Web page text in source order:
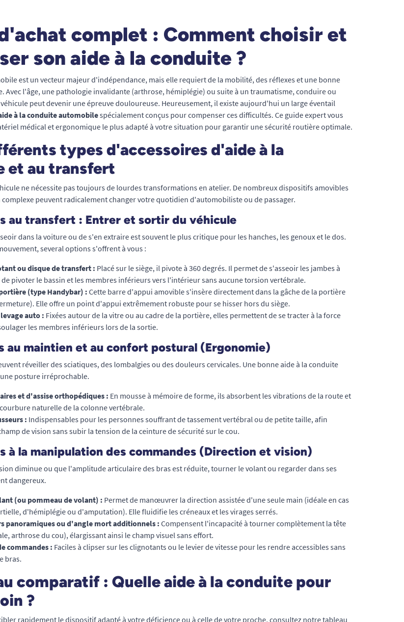
complet : Comment choisir et
son aide à la conduite ?
est un vecteur majeur d'indépendance, mais elle requiert de la mobilité, des réflexes et une bonne
Avec l'âge, une pathologie invalidante (arthrose, hémiplégie) ou suite à un traumatisme, conduire ou
peut devenir une épreuve douloureuse. Heureusement, il existe aujourd'hui un large éventail
à la conduite automobilespécialement conçus pour compenser ces difficultés. Ce guide expert vous
médical et ergonomique le plus adapté à votre situation pour garantir une sécurité routière optimale.
types d'accessoires d'aide à la
et au transfert
ne nécessite pas toujours de lourdes transformations en atelier. De nombreux dispositifs amovibles
peuvent radicalement changer votre quotidien d'automobiliste ou de passager.
au transfert : Entrer et sortir du véhicule
dans la voiture ou de s'en extraire est souvent le plus critique pour les hanches, les genoux et le dos.
several options s'offrent à vous :
ou disque de transfert : Placé sur le siège, il pivote à 360 degrés. Il permet de s'asseoir les jambes à
pivoter le bassin et les membres inférieurs vers l'intérieur sans aucune torsion vertébrale.
(type Handybar) : Cette barre d'appui amovible s'insère directement dans la gâche de la portière
Elle offre un point d'appui extrêmement robuste pour se hisser hors du siège.
auto : Fixées autour de la vitre ou au cadre de la portière, elles permettent de se tracter à la force
les membres inférieurs lors de la sortie.
au maintien et au confort postural (Ergonomie)
réveiller des sciatiques, des lombalgies ou des douleurs cervicales. Une bonne aide à la conduite
posture irréprochable.
et d'assise orthopédiques : En mousse à mémoire de forme, ils absorbent les vibrations de la route et
naturelle de la colonne vertébrale.
: Indispensables pour les personnes souffrant de tassement vertébral ou de petite taille, afin
de vision sans subir la tension de la ceinture de sécurité sur le cou.
à la manipulation des commandes (Direction et vision)
diminue ou que l'amplitude articulaire des bras est réduite, tourner le volant ou regarder dans ses
dangereux.
(ou pommeau de volant) : Permet de manœuvrer la direction assistée d'une seule main (idéale en cas
d'hémiplégie ou d'amputation). Elle fluidifie les créneaux et les virages serrés.
panoramiques ou d'angle mort additionnels : Compensent l'incapacité à tourner complètement la tête
arthrose du cou), élargissant ainsi le champ visuel sans effort.
commandes : Faciles à clipser sur les clignotants ou le levier de vitesse pour les rendre accessibles sans
bras.
comparatif : Quelle aide à la conduite pour
?
rapidement le dispositif adapté à votre déficience ou à celle de votre proche, consultez notre tableau